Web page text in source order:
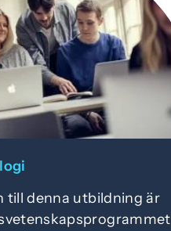
till denna utbildning är